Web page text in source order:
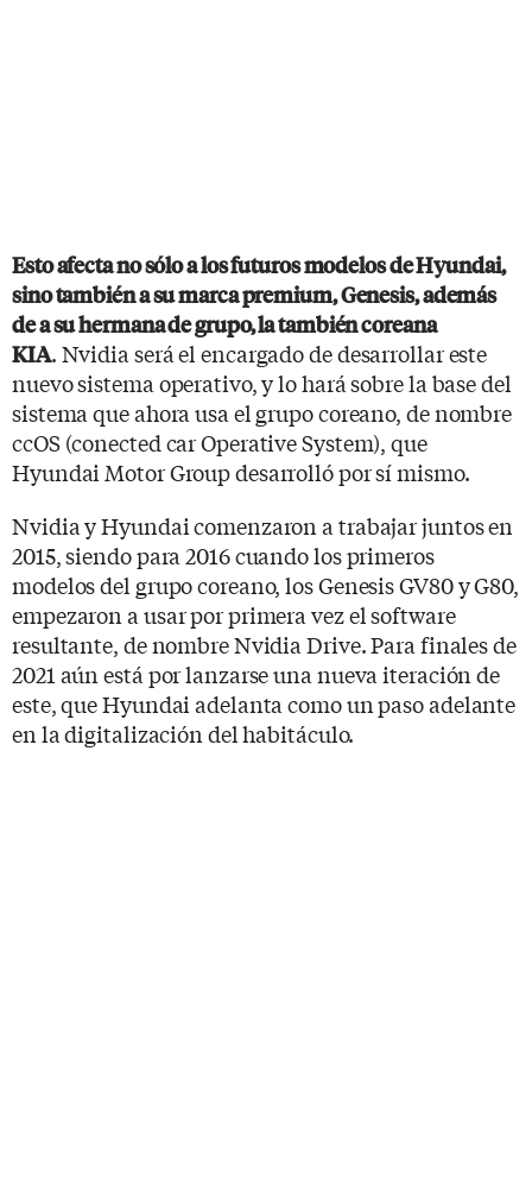
Esto afecta no sólo a los futuros modelos de Hyundai,
sino también a su marca premium, Genesis, además
de a su hermana de grupo, la también coreana
KIA. Nvidia será el encargado de desarrollar este
nuevo sistema operativo, y lo hará sobre la base del
sistema que ahora usa el grupo coreano, de nombre
ccOS (conected car Operative System), que
Hyundai Motor Group desarrolló por sí mismo.
Nvidia y Hyundai comenzaron a trabajar juntos en
2015, siendo para 2016 cuando los primeros
modelos del grupo coreano, los Genesis GV80 y G80,
empezaron a usar por primera vez el software
resultante, de nombre Nvidia Drive. Para finales de
2021 aún está por lanzarse una nueva iteración de
este, que Hyundai adelanta como un paso adelante
en la digitalización del habitáculo.